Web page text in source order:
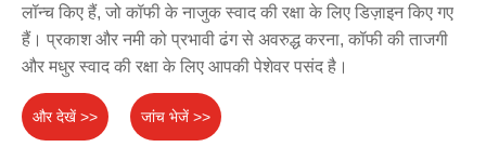
लॉन्च किए हैं, जो कॉफी के नाजुक स्वाद की रक्षा के लिए डिज़ाइन किए गए
हैं। प्रकाश और नमी को प्रभावी ढंग से अवरुद्ध करना, कॉफी की ताजगी
और मधुर स्वाद की रक्षा के लिए आपकी पेशेवर पसंद है।
और देखें >> जांच भेजें >>